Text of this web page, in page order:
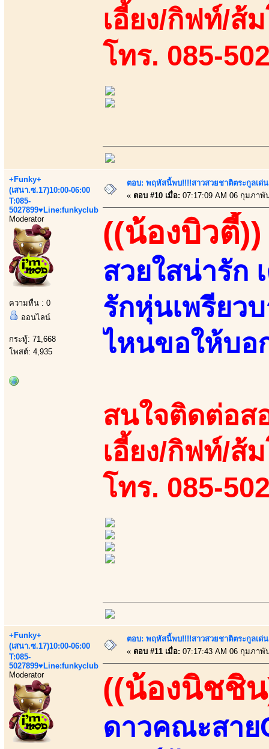
เอี้ยง/กิฟท์/ส้
โทร. 085-
+Funky+
(เสนา.ซ.17)10:00-06:00
T:085-
5027899♥Line:funkyclub
Moderator
ความหื่น : 0
ออนไลน์
กระทู้: 71,668
โพสต์: 4,935
ตอบ: พฤหัสนี้พบ!!!!สาวสวยชาติตระกูลเด่
« ตอบ #10 เมื่อ: 07:17:09 AM 06 กุมภาพั
((น้องบิวตี้))
สวยใสน่ารัก
รักหุ่นเพรียว
ไหนขอให้บอ
สนใจติดต่อส
เอี้ยง/กิฟท์/ส้
โทร. 085-
+Funky+
(เสนา.ซ.17)10:00-06:00
T:085-
5027899♥Line:funkyclub
Moderator
ตอบ: พฤหัสนี้พบ!!!!สาวสวยชาติตระกูลเด่
« ตอบ #11 เมื่อ: 07:17:43 AM 06 กุมภาพั
((น้องนิชชิ
ดาวคณะสา